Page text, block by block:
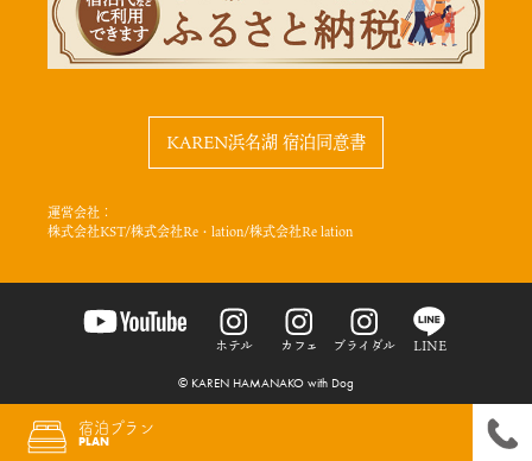
宿泊プラン
PLAN
KAREN浜名湖 宿泊同意書
運営会社：
株式会社KST/株式会社Re・lation/株式会社Re lation
ホテル カフェ ブライダル LINE
© KAREN HAMANAKO with Dog